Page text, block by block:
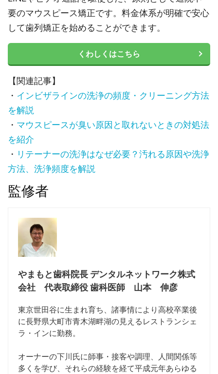
要のマウスピース矯正です。料金体系が明確で安心
して歯列矯正を始めることができます。
くわしくはこちら
【関連記事】
・ インビザラインの洗浄の頻度・クリーニング方法
を解説
・ マウスピースが臭い原因と取れないときの対処法
を紹介
・ リテーナーの洗浄はなぜ必要？汚れる原因や洗浄
方法、洗浄頻度を解説
監修者
やまもと歯科院長 デンタルネットワーク株式
会社 代表取締役 歯科医師 山本 伸彦
東京世田谷に生まれ育ち、諸事情により高校卒業後
に長野県大町市青木湖畔湖の見えるレストランシェ
ラ・インに勤務。
オーナーの下川氏に師事・接客や調理、人間関係等
多くを学び、それらの経験を経て平成元年あらゆる